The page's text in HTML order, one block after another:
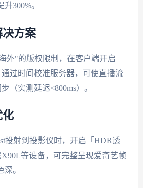
300%。
方案
外"的版权限制，在客户端开启
通过时间校准服务器，可使直播流
（实测延迟<800ms）。
化
投射到投影仪时，开启「HDR透
等设备，可完整呈现爱奇艺帧
。